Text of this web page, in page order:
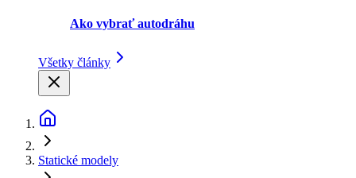
Ako vybrať autodráhu
Všetky články
Statické modely